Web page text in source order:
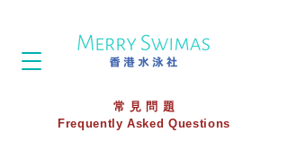
常 見 問 題
Frequently Asked Questions